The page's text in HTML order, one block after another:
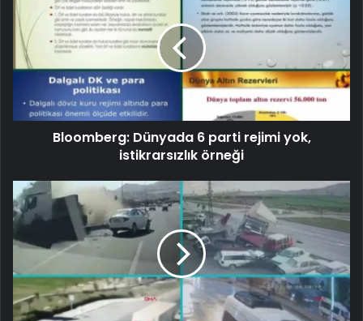
Bloomberg: Dünyada 6 parti rejimi yok,
istikrarsızlık örneği